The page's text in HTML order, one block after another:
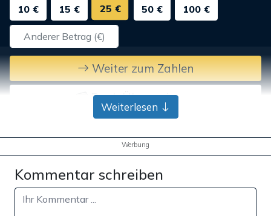
10 €
15 € 25 € 50 € 100 €
Weiter zum Zahlen
Bank-Überweisung
Weiterlesen
Werbung
Kommentar schreiben